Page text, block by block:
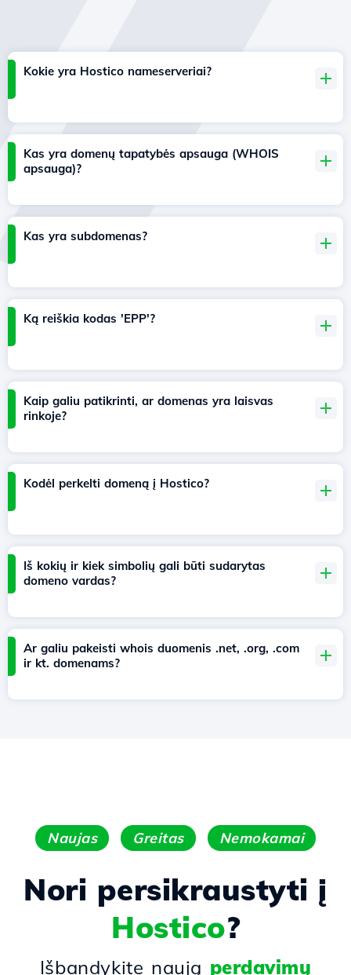
Kokie yra Hostico nameserveriai?
Kas yra domenų tapatybės apsauga (WHOIS
apsauga)?
Kas yra subdomenas?
Ką reiškia kodas 'EPP'?
Kaip galiu patikrinti, ar domenas yra laisvas
rinkoje?
Kodėl perkelti domeną į Hostico?
Iš kokių ir kiek simbolių gali būti sudarytas
domeno vardas?
Ar galiu pakeisti whois duomenis .net, .org, .com
ir kt. domenams?
Naujas Greitas Nemokamai
Nori persikraustyti į
Hostico?
Išbandykite naują perdavimų